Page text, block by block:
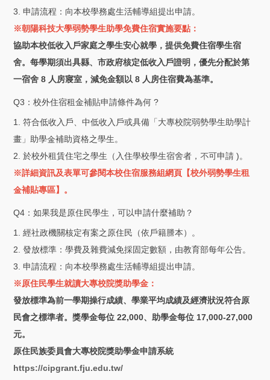
3. 申請流程：向本校學務處生活輔導組提出申請。
※朝陽科技大學弱勢學生助學免費住宿實施要點：
協助本校低收入戶家庭之學生安心就學，提供免費住宿學生宿
舍。每學期須出具縣、市政府核定低收入戶證明，優先分配於第
一宿舍 8 人房寢室，減免金額以 8 人房住宿費為基準。
Q3：校外住宿租金補貼申請條件為何 ?
1. 符合低收入戶、中低收入戶或具備「大專校院弱勢學生助學計
畫」助學金補助資格之學生。
2. 於校外租賃住宅之學生（入住學校學生宿舍者，不可申請 )。
※詳細資訊及表單可參閱本校住宿服務組網頁【校外弱勢學生租
金補貼專區】。
Q4：如果我是原住民學生，可以申請什麼補助？
1. 經社政機關核定有案之原住民（依戶籍謄本）。
2. 發放標準：學費及雜費減免採固定數額，由教育部每年公告。
3. 申請流程：向本校學務處生活輔導組提出申請。
※原住民學生就讀大專校院獎助學金：
發放標準為前一學期操行成績、學業平均成績及經濟狀況符合原
民會之標準者。獎學金每位 22,000、助學金每位 17,000-27,000
元。
原住民族委員會大專校院獎助學金申請系統
https://cipgrant.fju.edu.tw/